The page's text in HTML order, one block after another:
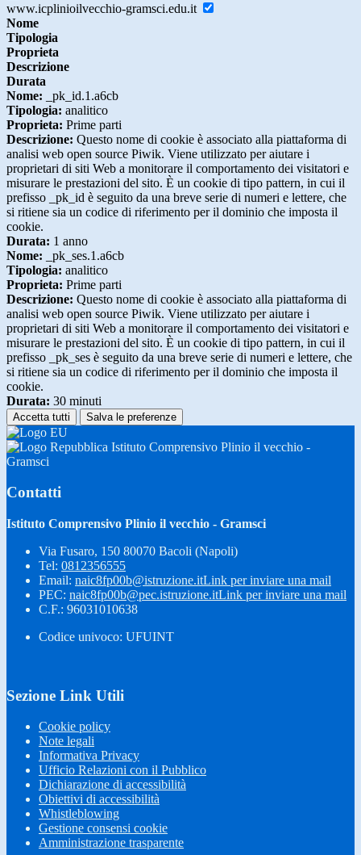
www.icplinioilvecchio-gramsci.edu.it
Nome
Tipologia
Proprieta
Descrizione
Durata
Nome: _pk_id.1.a6cb
Tipologia: analitico
Proprieta: Prime parti
Descrizione: Questo nome di cookie è associato alla piattaforma di
analisi web open source Piwik. Viene utilizzato per aiutare i
proprietari di siti Web a monitorare il comportamento dei visitatori e
misurare le prestazioni del sito. È un cookie di tipo pattern, in cui il
prefisso _pk_id è seguito da una breve serie di numeri e lettere, che
si ritiene sia un codice di riferimento per il dominio che imposta il
cookie.
Durata: 1 anno
Nome: _pk_ses.1.a6cb
Tipologia: analitico
Proprieta: Prime parti
Descrizione: Questo nome di cookie è associato alla piattaforma di
analisi web open source Piwik. Viene utilizzato per aiutare i
proprietari di siti Web a monitorare il comportamento dei visitatori e
misurare le prestazioni del sito. È un cookie di tipo pattern, in cui il
prefisso _pk_ses è seguito da una breve serie di numeri e lettere, che
si ritiene sia un codice di riferimento per il dominio che imposta il
cookie.
Durata: 30 minuti
Accetta tutti Salva le preferenze
Istituto Comprensivo Plinio il vecchio -
Gramsci
Contatti
Istituto Comprensivo Plinio il vecchio - Gramsci
Via Fusaro, 150 80070 Bacoli (Napoli)
Tel: 0812356555
Email: naic8fp00b@istruzione.itLink per inviare una mail
PEC: naic8fp00b@pec.istruzione.itLink per inviare una mail
C.F.: 96031010638
Codice univoco: UFUINT
Sezione Link Utili
Cookie policy
Note legali
Informativa Privacy
Ufficio Relazioni con il Pubblico
Dichiarazione di accessibilità
Obiettivi di accessibilità
Whistleblowing
Gestione consensi cookie
Amministrazione trasparente